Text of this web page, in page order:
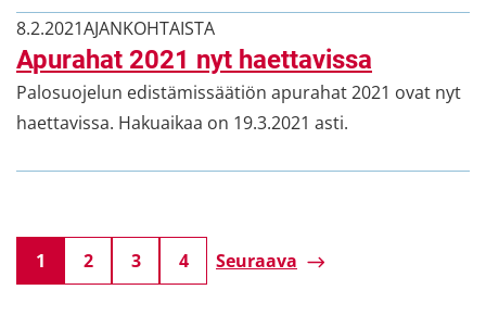
8.2.2021AJAN­KOH­TAIS­TA
Apu­ra­hat 2021 nyt haet­ta­vis­sa
Pa­lo­suo­je­lun edis­tä­mis­sää­tiön apu­ra­hat 2021 ovat nyt
haet­ta­vis­sa. Ha­kuai­kaa on 19.3.2021 asti.
1 2 3 4 Seu­raa­va